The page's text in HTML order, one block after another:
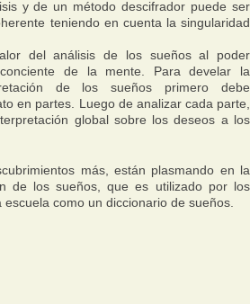
y de un método descifrador puede ser
teniendo en cuenta la singularidad
del análisis de los sueños al poder
de la mente. Para develar la
de los sueños primero debe
en partes. Luego de analizar cada parte,
global sobre los deseos a los
más, están plasmando en la
de los sueños, que es utilizado por los
como un diccionario de sueños.